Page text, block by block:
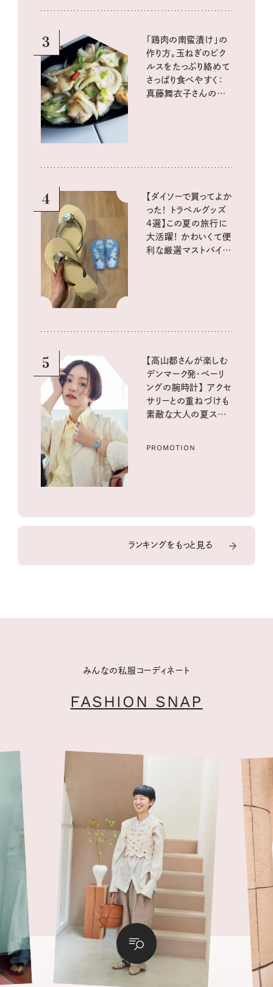
3
「鶏肉の南蛮漬け」の
作り方。玉ねぎのピク
ルスをたっぷり絡めて
さっぱり食べやすく：
真藤舞衣子さんの発
4
【ダイソーで買ってよか
った！ トラベルグッズ
4選】この夏の旅行に
大活躍！ かわいくて便
利な厳選マストバイア
5
【高山都さんが楽しむ
デンマーク発・ベーリ
ングの腕時計】 アクセ
サリーとの重ねづけも
素敵な大人の夏スタイ
PROMOTION
ランキングをもっと見る
みんなの私服コーディネート
FASHION SNAP